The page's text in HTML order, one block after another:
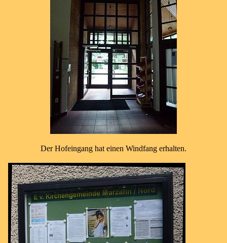
Der Hofeingang hat einen Windfang erhalten.